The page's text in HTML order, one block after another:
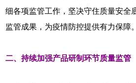
细各项监管工作，坚决守住质量安全
监管成果，为疫情防控提供有力保障。
二、持续加强产品研制环节质量监管